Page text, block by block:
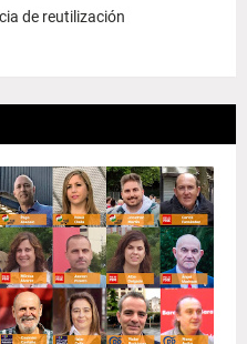
de reutilización